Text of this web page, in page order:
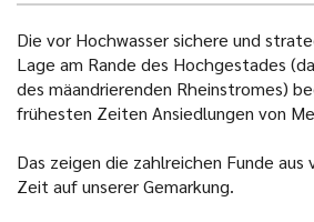
Die vor Hochwasser sichere und
Lage am Rande des Hochgestades
des mäandrierenden Rheinstromes)
frühesten Zeiten Ansiedlungen von
Das zeigen die zahlreichen Funde
Zeit auf unserer Gemarkung.